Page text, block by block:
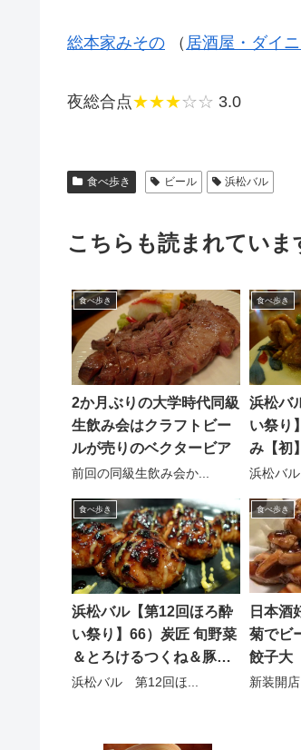
総本家みその （ 居酒屋・ダイ
夜総合点★★★☆☆ 3.0
食べ歩き ビール 浜松バル
こちらも読まれていま
食べ歩き
2か月ぶりの大学時代同級
生飲み会はクラフトビー
ルが売りのベクタービア
前回の同級生飲み会か...
食べ歩き
浜松バ
い祭り
み【初
ン
浜松バル
食べ歩き
浜松バル【第12回ほろ酔
い祭り】66）炭匠 旬野菜
＆とろけるつくね＆豚の
角煮
浜松バル 第12回ほ...
食べ歩き
日本酒
菊でビ
餃子大
新装開